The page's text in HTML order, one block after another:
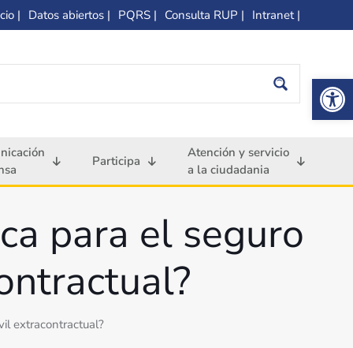
| Datos abiertos | PQRS | Consulta RUP | Intranet |
Participa
Atención y servicio
a la ciudadania
para el seguro
extracontractual?